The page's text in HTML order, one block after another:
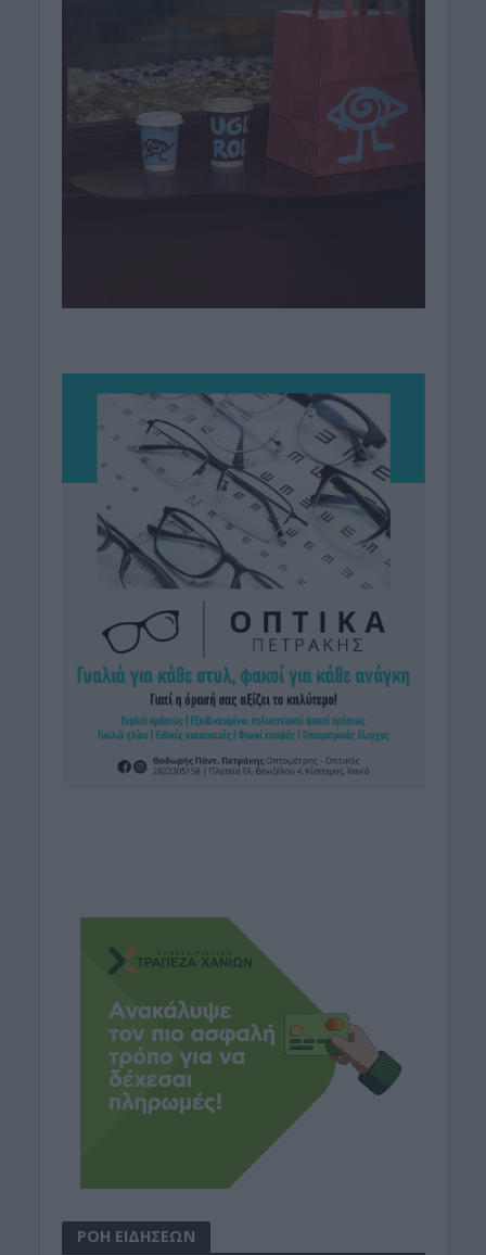
ΡΟΗ ΕΙΔΗΣΕΩΝ